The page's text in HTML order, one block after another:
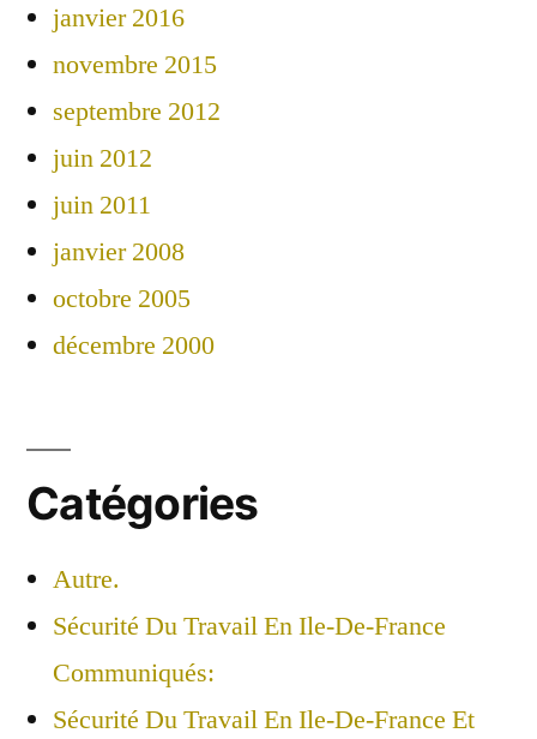
janvier 2016
novembre 2015
septembre 2012
juin 2012
juin 2011
janvier 2008
octobre 2005
décembre 2000
Catégories
Autre.
Sécurité Du Travail En Ile-De-France
Communiqués:
Sécurité Du Travail En Ile-De-France Et